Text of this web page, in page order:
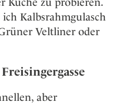
ich Kalbsrahmgulasch
Veltliner oder
aber